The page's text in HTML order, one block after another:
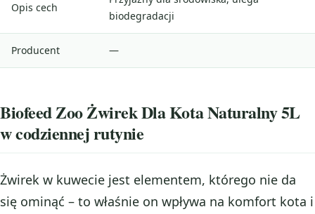
Opis cech
biodegradacji
Producent —
Biofeed Zoo Żwirek Dla Kota Naturalny 5L
w codziennej rutynie
Żwirek w kuwecie jest elementem, którego nie da
się ominąć – to właśnie on wpływa na komfort kota i